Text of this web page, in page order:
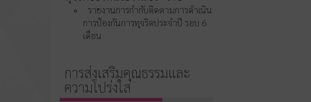
รายงานการกำกับติดตามการดำเนิน
การป้องกันการทุจริตประจำปี รอบ 6
เดือน
การส่งเสริมคุณธรรมและ
ความโปร่งใส